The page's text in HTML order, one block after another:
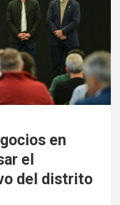
en
el
del distrito